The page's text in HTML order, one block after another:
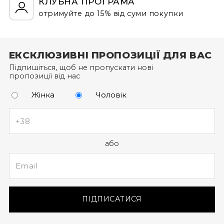
застосовуються під час оплати частинами від
"ПриватБанк" або "МоноБанк".
оформіть замовлення через особистий кабінет (а
не за допомогою дзвінка до кол-центру).
отримуйте до 15% від суми покупки
ЕКСКЛЮЗИВНІ ПРОПОЗИЦІЇ ДЛЯ ВАС
Підпишіться, щоб не пропускати нові
пропозиції від нас
Жінка Чоловік
або
ПІДПИСАТИСЯ